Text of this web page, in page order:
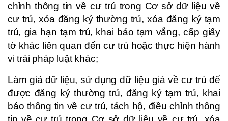
chỉnh thông tin về cư trú trong Cơ sở dữ liệu về
cư trú, xóa đăng ký thường trú, xóa đăng ký tạm
trú, gia hạn tạm trú, khai báo tạm vắng, cấp giấy
tờ khác liên quan đến cư trú hoặc thực hiện hành
vi trái pháp luật khác;
Làm giả dữ liệu, sử dụng dữ liệu giả về cư trú để
được đăng ký thường trú, đăng ký tạm trú, khai
báo thông tin về cư trú, tách hộ, điều chỉnh thông